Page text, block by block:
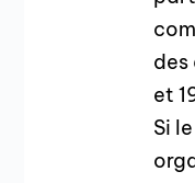
des
et
Si